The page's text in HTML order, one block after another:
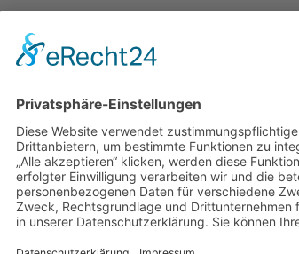
und lebt aktuell in Göttingen. Nach
und Philosophie in
über Strategien des
sich selbst als ein „Hybrid“ aus bildender
Für Ruth Reiche sind
Die erste Einzelausstellung
ihrer Promotion.